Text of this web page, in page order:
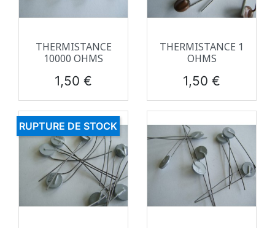
THERMISTANCE
10000 OHMS
Prix
1,50 €
THERMISTANCE 1
OHMS
Prix
1,50 €
RUPTURE DE STOCK